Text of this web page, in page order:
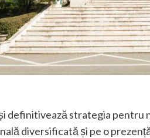
definitivează strategia pentru
diversificată și pe o